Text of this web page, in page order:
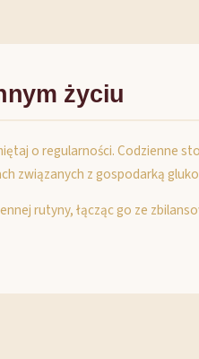
życiu
o regularności. Codzienne
związanych z gospodarką
rutyny, łącząc go ze